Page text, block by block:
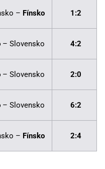
– Fínsko 1:2
– Slovensko 4:2
– Slovensko 2:0
– Slovensko 6:2
– Fínsko 2:4